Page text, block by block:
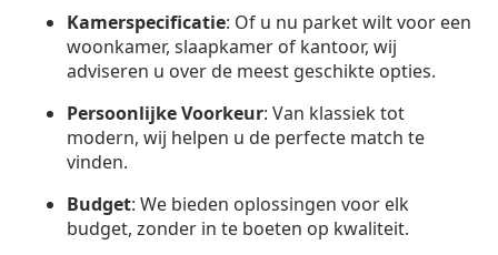
Kamerspecificatie: Of u nu parket wilt voor een
woonkamer, slaapkamer of kantoor, wij
adviseren u over de meest geschikte opties.
Persoonlijke Voorkeur: Van klassiek tot
modern, wij helpen u de perfecte match te
vinden.
Budget: We bieden oplossingen voor elk
budget, zonder in te boeten op kwaliteit.